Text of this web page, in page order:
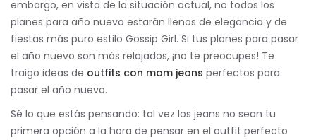
embargo, en vista de la situación actual, no todos los
planes para año nuevo estarán llenos de elegancia y de
fiestas más puro estilo Gossip Girl. Si tus planes para pasar
el año nuevo son más relajados, ¡no te preocupes! Te
traigo ideas de outfits con mom jeans perfectos para
pasar el año nuevo.
Sé lo que estás pensando: tal vez los jeans no sean tu
primera opción a la hora de pensar en el outfit perfecto